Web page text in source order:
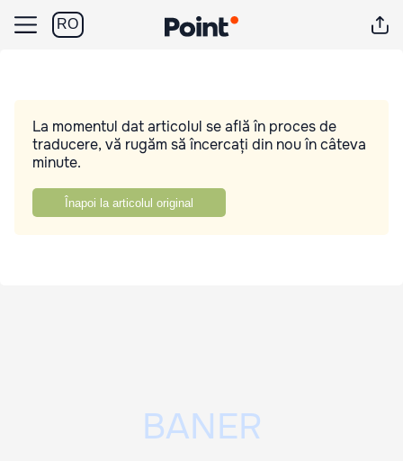
RO
La momentul dat articolul se află în proces de
traducere, vă rugăm să încercați din nou în câteva
minute.
Înapoi la articolul original